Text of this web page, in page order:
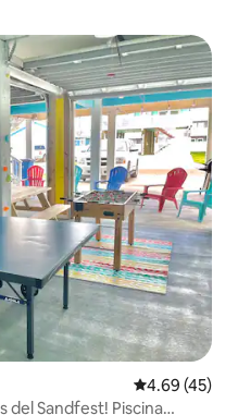
Calificación
4.69 (45)
del Sandfest! Piscina